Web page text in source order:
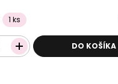
1 ks
DO KOŠÍKA